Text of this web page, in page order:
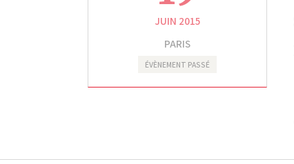
JUIN 2015
PARIS
ÉVÈNEMENT PASSÉ